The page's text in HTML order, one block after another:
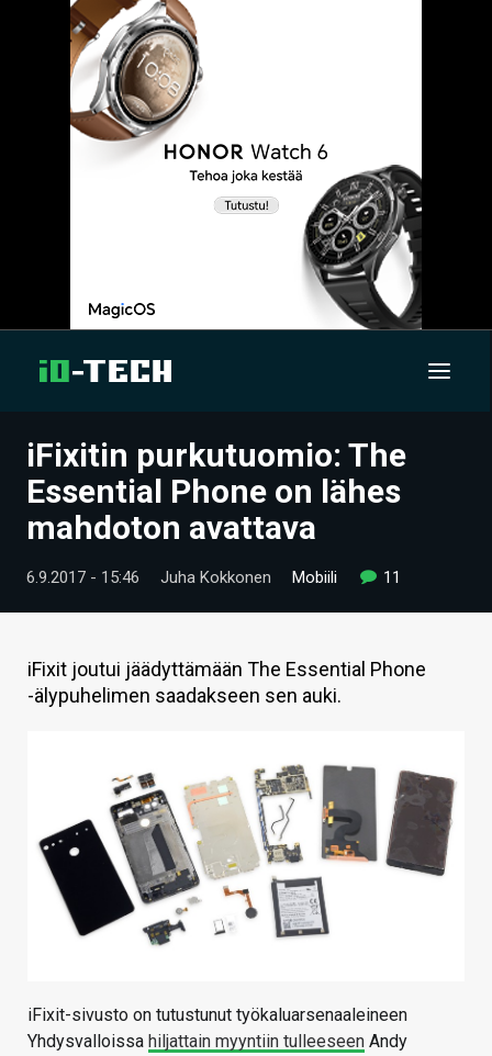
UUTISET
ARTIKKELIT
VIDEOT
TECHBBS
TIETOA
HINTA.FI
VAIHDA TEEMA
HAKU
iFixitin purkutuomio: The
Essential Phone on lähes
mahdoton avattava
6.9.2017 - 15:46 Juha Kokkonen Mobiili 11
iFixit joutui jäädyttämään The Essential Phone
-älypuhelimen saadakseen sen auki.
iFixit-sivusto on tutustunut työkaluarsenaaleineen
Yhdysvalloissa hiljattain myyntiin tulleeseen Andy